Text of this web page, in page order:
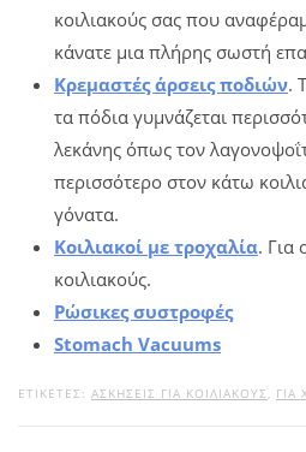
κοιλιακούς σας που
κάνατε μια πλήρης σωστή
Κρεμαστές άρσεις ποδιών.
τα πόδια γυμνάζεται
λεκάνης όπως τον
περισσότερο στον κάτω
γόνατα.
Κοιλιακοί με τροχαλία. Για
κοιλιακούς.
Ρώσικες συστροφές
Stomach Vacuums
ΕΤΙΚΕΤΕΣ: ΑΣΚΉΣΕΙΣ ΓΙΑ ΚΟΙΛΙΑΚΟΎΣ ΓΙΑ